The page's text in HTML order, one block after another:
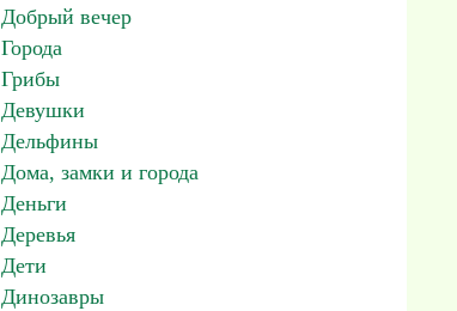
Добрый вечер
Города
Грибы
Девушки
Дельфины
Дома, замки и города
Деньги
Деревья
Дети
Динозавры